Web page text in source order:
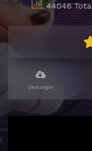
44046
Descargar